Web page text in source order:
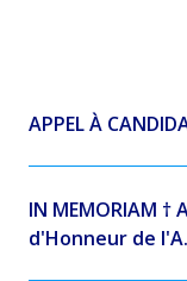
APPEL À
IN MEMORIAM †
d'Honneur de